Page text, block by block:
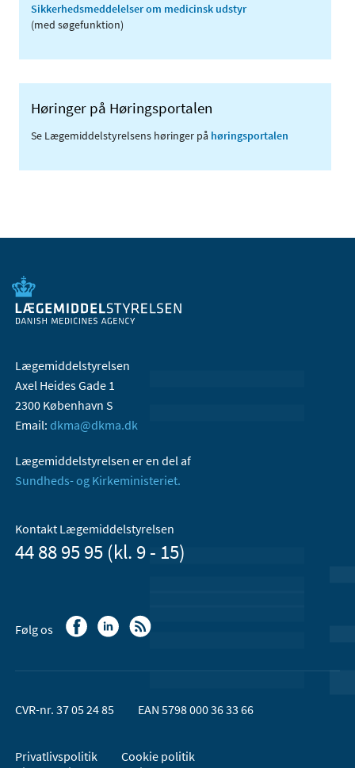
Sikkerhedsmeddelelser om medicinsk udstyr
(med søgefunktion)
Høringer på Høringsportalen
Se Lægemiddelstyrelsens høringer på høringsportalen
Lægemiddelstyrelsen
Axel Heides Gade 1
2300 København S
Email: dkma@dkma.dk
Lægemiddelstyrelsen er en del af
Sundheds- og Kirkeministeriet.
Kontakt Lægemiddelstyrelsen
44 88 95 95 (kl. 9 - 15)
Følg os
CVR-nr. 37 05 24 85 EAN 5798 000 36 33 66
Privatlivspolitik
Cookie politik